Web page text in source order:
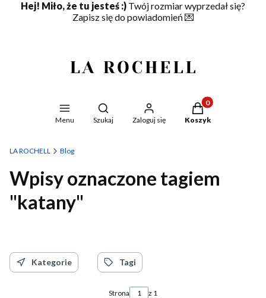
Hej! Miło, że tu jesteś :) Twój rozmiar wyprzedał się?
Zapisz się do powiadomień 💌
Menu
Otwórz wyszukiwarkę
Szukaj Zaloguj się
Produkty w
Koszyk
LA ROCHELL Blog
Wpisy oznaczone tagiem
"katany"
Kategorie Tagi
Strona z 1